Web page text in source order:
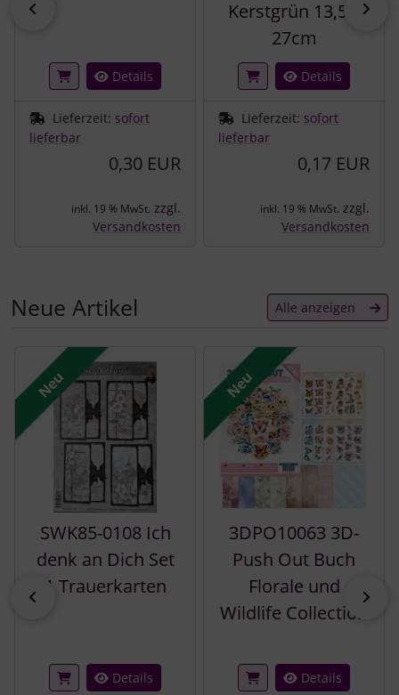
Details
Lieferzeit: sofort
lieferbar
0,30 EUR
inkl. 19 % MwSt. zzgl.
Versandkosten
Kerstgrün 13,5 x
27cm
Details
Lieferzeit: sofort
lieferbar
0,17 EUR
inkl. 19 % MwSt. zzgl.
Versandkosten
Neue Artikel Alle anzeigen
Es folgt ein Produktslider - navigieren Sie mit der Tab-
zurück
Neu
SWK85-0108 Ich
denk an Dich Set
1 Trauerkarten
Details
Neu
3DPO10063 3D-
Push Out Buch
Florale und
Wildlife Collection
Details